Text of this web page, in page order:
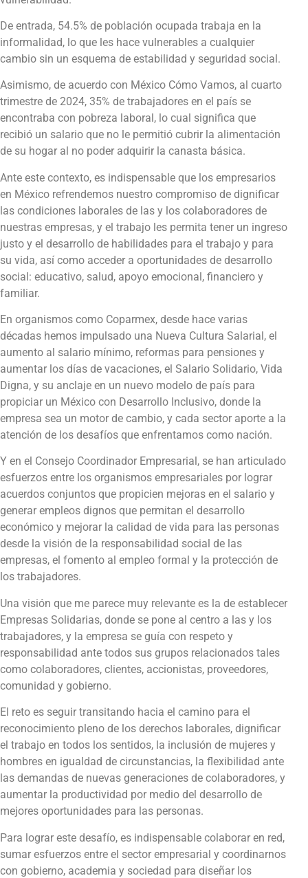
De entrada, 54.5% de población ocupada trabaja en la
informalidad, lo que les hace vulnerables a cualquier
cambio sin un esquema de estabilidad y seguridad social.
Asimismo, de acuerdo con México Cómo Vamos, al cuarto
trimestre de 2024, 35% de trabajadores en el país se
encontraba con pobreza laboral, lo cual significa que
recibió un salario que no le permitió cubrir la alimentación
de su hogar al no poder adquirir la canasta básica.
Ante este contexto, es indispensable que los empresarios
en México refrendemos nuestro compromiso de dignificar
las condiciones laborales de las y los colaboradores de
nuestras empresas, y el trabajo les permita tener un ingreso
justo y el desarrollo de habilidades para el trabajo y para
su vida, así como acceder a oportunidades de desarrollo
social: educativo, salud, apoyo emocional, financiero y
familiar.
En organismos como Coparmex, desde hace varias
décadas hemos impulsado una Nueva Cultura Salarial, el
aumento al salario mínimo, reformas para pensiones y
aumentar los días de vacaciones, el Salario Solidario, Vida
Digna, y su anclaje en un nuevo modelo de país para
propiciar un México con Desarrollo Inclusivo, donde la
empresa sea un motor de cambio, y cada sector aporte a la
atención de los desafíos que enfrentamos como nación.
Y en el Consejo Coordinador Empresarial, se han articulado
esfuerzos entre los organismos empresariales por lograr
acuerdos conjuntos que propicien mejoras en el salario y
generar empleos dignos que permitan el desarrollo
económico y mejorar la calidad de vida para las personas
desde la visión de la responsabilidad social de las
empresas, el fomento al empleo formal y la protección de
los trabajadores.
Una visión que me parece muy relevante es la de establecer
Empresas Solidarias, donde se pone al centro a las y los
trabajadores, y la empresa se guía con respeto y
responsabilidad ante todos sus grupos relacionados tales
como colaboradores, clientes, accionistas, proveedores,
comunidad y gobierno.
El reto es seguir transitando hacia el camino para el
reconocimiento pleno de los derechos laborales, dignificar
el trabajo en todos los sentidos, la inclusión de mujeres y
hombres en igualdad de circunstancias, la flexibilidad ante
las demandas de nuevas generaciones de colaboradores, y
aumentar la productividad por medio del desarrollo de
mejores oportunidades para las personas.
Para lograr este desafío, es indispensable colaborar en red,
sumar esfuerzos entre el sector empresarial y coordinarnos
con gobierno, academia y sociedad para diseñar los